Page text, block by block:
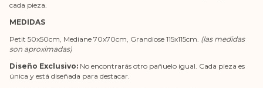
cada pieza.
MEDIDAS
Petit 50x50cm, Mediane 70x70cm, Grandiose 115x115cm. (las medidas
son aproximadas)
Diseño Exclusivo: No encontrarás otro pañuelo igual. Cada pieza es
única y está diseñada para destacar.